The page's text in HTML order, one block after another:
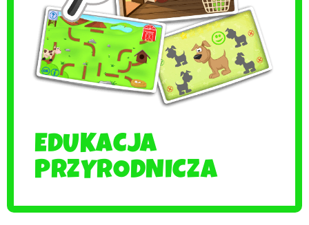
EDUKACJA
PRZYRODNICZA